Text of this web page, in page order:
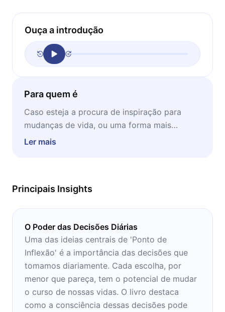
Ouça a introdução
Para quem é
Caso esteja a procura de inspiração para
mudanças de vida, ou uma forma mais
saudável de abordar o seu dia a dia, este livro
Ler mais
Principais Insights
O Poder das Decisões Diárias
Uma das ideias centrais de 'Ponto de
Inflexão' é a importância das decisões que
tomamos diariamente. Cada escolha, por
menor que pareça, tem o potencial de mudar
o curso de nossas vidas. O livro destaca
como a consciência dessas decisões pode